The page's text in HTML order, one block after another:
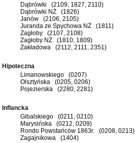
Dąbrówki (2109, 1827, 2110)
Dąbrówki NŻ (1826)
Janów (2106, 2105)
Juranda ze Spychowa NŻ (1811)
Zagłoby (2107, 2108)
Zagłoby NŻ (1810, 1809)
Zakładowa (2112, 2111, 2351)
Hipoteczna
Limanowskiego (0207)
Olsztyńska (0205, 0206)
Pojezierska (2280, 2281)
Inflancka
Gibalskiego (0211, 0210)
Marysińska (0212, 0209)
Rondo Powstańców 1863r. (0208, 0213)
Zagajnikowa (1404)